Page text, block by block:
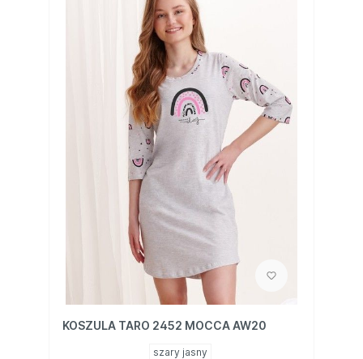
KOSZULA TARO 2452 MOCCA AW20
szary jasny